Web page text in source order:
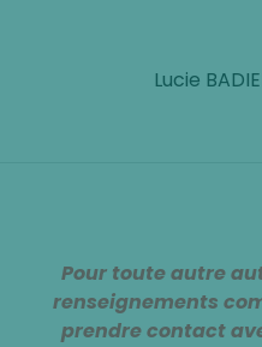
Lucie
Pour toute autre
renseignements
prendre contact